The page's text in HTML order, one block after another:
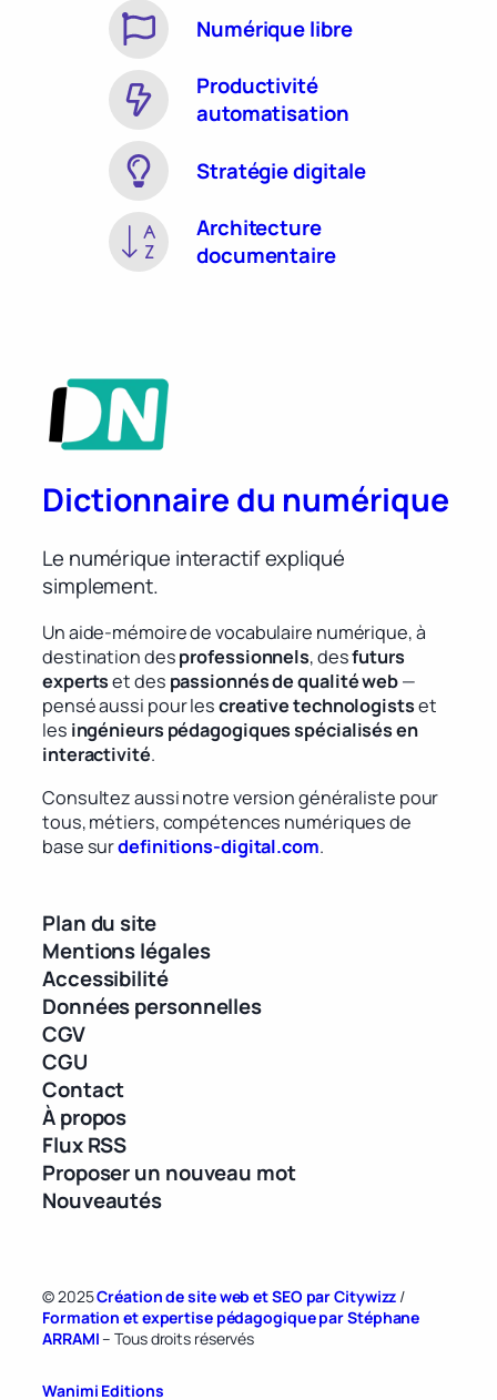
Numérique libre
Productivité
automatisation
Stratégie digitale
Architecture
documentaire
Dictionnaire du numérique
Le numérique interactif expliqué
simplement.
Un aide-mémoire de vocabulaire numérique, à
destination desprofessionnels, desfuturs
expertset des passionnés de qualité web—
pensé aussi pour lescreative technologistset
les ingénieurs pédagogiques spécialisés en
interactivité.
Consultez aussi notre version généraliste pour
tous, métiers, compétences numériques de
base surdefinitions-digital.com.
Plan du site
Mentions légales
Accessibilité
Données personnelles
CGV
CGU
Contact
À propos
Flux RSS
Proposer un nouveau mot
Nouveautés
© 2025Création de site web et SEO par Citywizz /
Formation et expertise pédagogique par Stéphane
ARRAMI– Tous droits réservés
Wanimi Editions